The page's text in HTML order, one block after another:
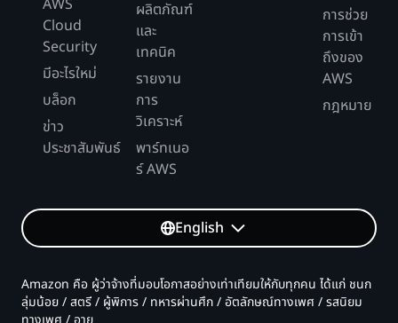
AWS
Cloud
Security
มีอะไรใหม่
บล็อก
ข่าว
ประชาสัมพันธ์
ผลิตภัณฑ์
และ
เทคนิค
รายงาน
การ
วิเคราะห์
พาร์ทเนอ
ร์ AWS
การช่วย
การเข้า
ถึงของ
AWS
กฎหมาย
English
Amazon คือ ผู้ว่าจ้างที่มอบโอกาสอย่างเท่าเทียมให้กับทุกคน ได้แก่ ชนก
ลุ่มน้อย / สตรี / ผู้พิการ / ทหารผ่านศึก / อัตลักษณ์ทางเพศ / รสนิยม